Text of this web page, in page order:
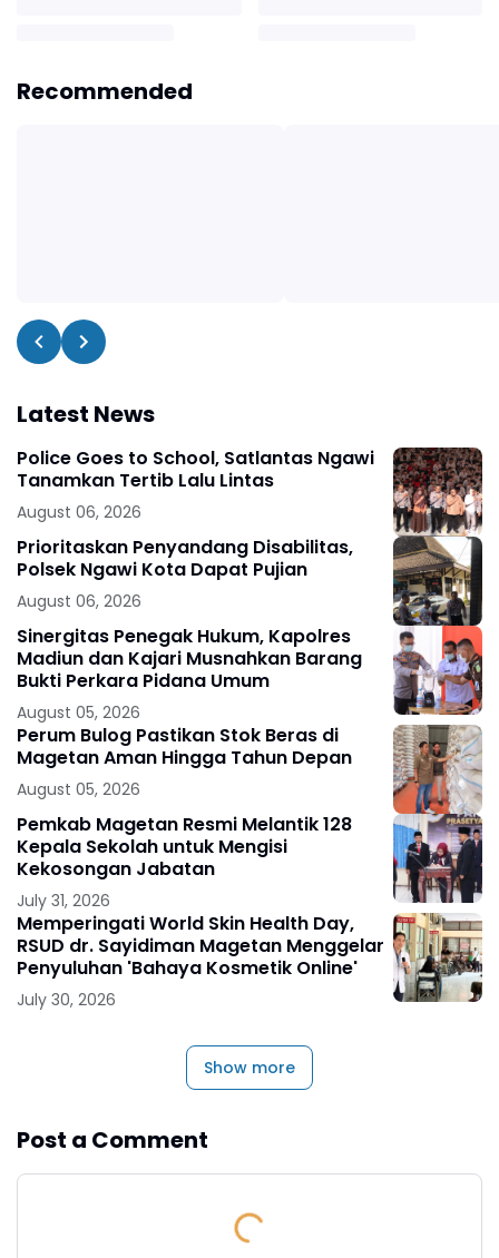
Recommended
Latest News
Police Goes to School, Satlantas Ngawi
Tanamkan Tertib Lalu Lintas
August 06, 2026
Prioritaskan Penyandang Disabilitas,
Polsek Ngawi Kota Dapat Pujian
August 06, 2026
Sinergitas Penegak Hukum, Kapolres
Madiun dan Kajari Musnahkan Barang
Bukti Perkara Pidana Umum
August 05, 2026
Perum Bulog Pastikan Stok Beras di
Magetan Aman Hingga Tahun Depan
August 05, 2026
Pemkab Magetan Resmi Melantik 128
Kepala Sekolah untuk Mengisi
Kekosongan Jabatan
July 31, 2026
Memperingati World Skin Health Day,
RSUD dr. Sayidiman Magetan Menggelar
Penyuluhan 'Bahaya Kosmetik Online'
July 30, 2026
Show more
Post a Comment